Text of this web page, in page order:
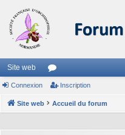
Site web
or
u
Connexion Inscription
Site web Accueil du forum